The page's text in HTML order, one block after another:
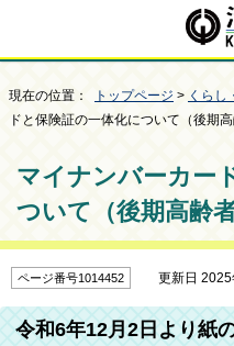
現在の位置： トップページ > くらし
ドと保険証の一体化について（後期
マイナンバーカー
ついて（後期高齢
ページ番号1014452 更新日 2025
令和6年12月2日より紙